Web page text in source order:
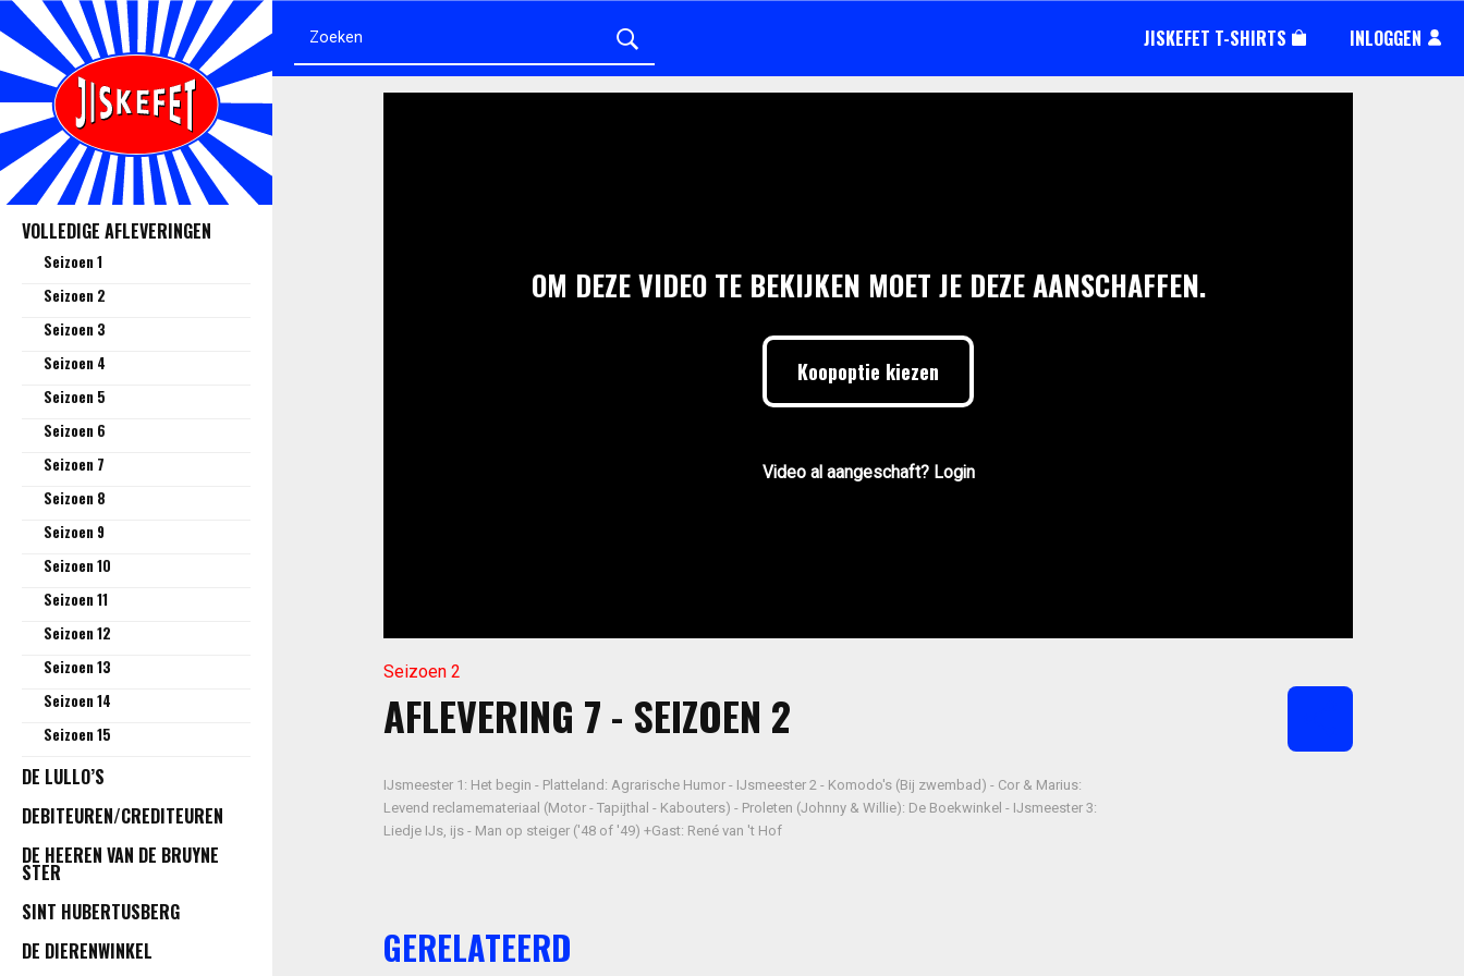
JISKEFET T-SHIRTS INLOGGEN
VOLLEDIGE AFLEVERINGEN
Seizoen 1
Seizoen 2
Seizoen 3
Seizoen 4
Seizoen 5
Seizoen 6
Seizoen 7
Seizoen 8
Seizoen 9
Seizoen 10
Seizoen 11
Seizoen 12
Seizoen 13
Seizoen 14
Seizoen 15
DE LULLO’S
DEBITEUREN/CREDITEUREN
DE HEEREN VAN DE BRUYNE
STER
SINT HUBERTUSBERG
DE DIERENWINKEL
OM DEZE VIDEO TE BEKIJKEN MOET JE DEZE AANSCHAFFEN.
Koopoptie kiezen
Video al aangeschaft? Login
Seizoen 2
AFLEVERING 7 - SEIZOEN 2
IJsmeester 1: Het begin - Platteland: Agrarische Humor - IJsmeester 2 - Komodo's (Bij zwembad) - Cor & Marius:
Levend reclamemateriaal (Motor - Tapijthal - Kabouters) - Proleten (Johnny & Willie): De Boekwinkel - IJsmeester 3:
Liedje IJs, ijs - Man op steiger ('48 of '49) +Gast: René van 't Hof
GERELATEERD